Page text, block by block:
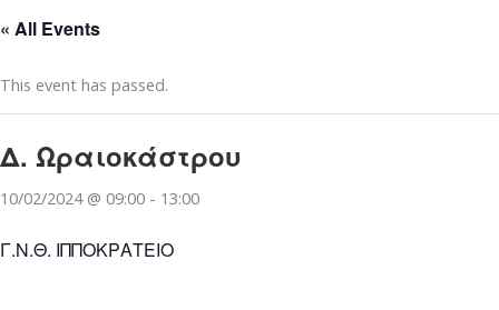
« All Events
This event has passed.
Δ. Ωραιοκάστρου
10/02/2024 @ 09:00 - 13:00
Γ.Ν.Θ. ΙΠΠΟΚΡΑΤΕΙΟ